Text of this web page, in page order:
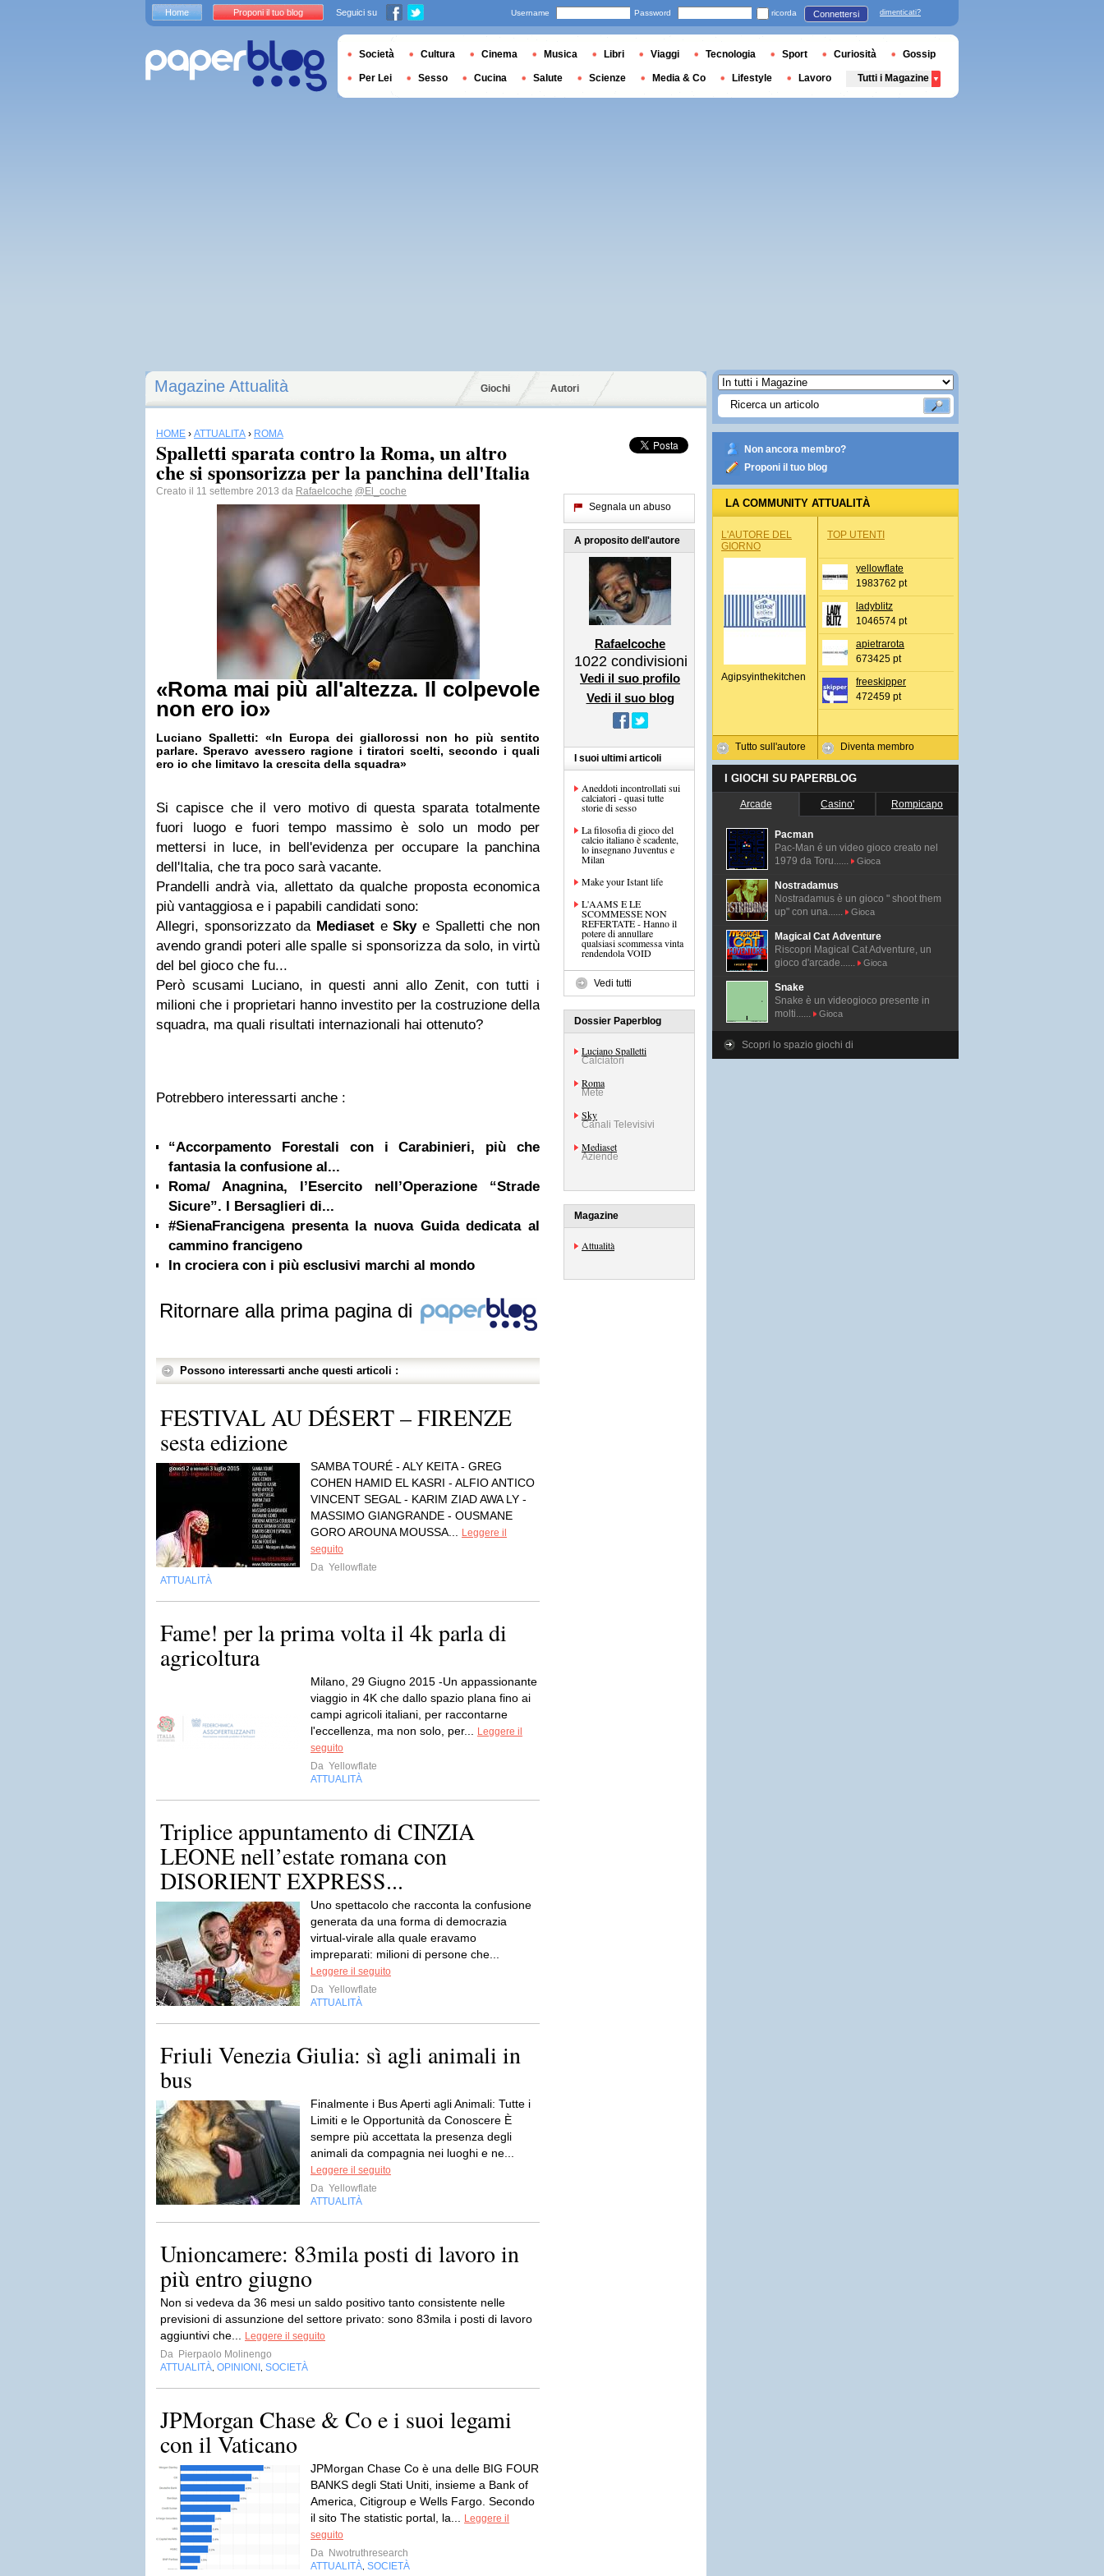
Magazine Attualità Giochi Autori
HOME › ATTUALITÀ › ROMA
Spalletti sparata contro la Roma, un altro
che si sponsorizza per la panchina dell'Italia
Creato il 11 settembre 2013 da Rafaelcoche @El_coche
«Roma mai più all'altezza. Il colpevole
non ero io»
Luciano Spalletti: «In Europa dei giallorossi non ho più sentito
parlare. Speravo avessero ragione i tiratori scelti, secondo i quali
ero io che limitavo la crescita della squadra»
Si capisce che il vero motivo di questa sparata totalmente
fuori luogo e fuori tempo massimo è solo un modo per
mettersi in luce, in bell'evidenza per occupare la panchina
dell'Italia, che tra poco sarà vacante.
Prandelli andrà via, allettato da qualche proposta economica
più vantaggiosa e i papabili candidati sono:
Allegri, sponsorizzato da Mediaset eSkye Spalletti che non
avendo grandi poteri alle spalle si sponsorizza da solo, in virtù
del bel gioco che fu...
Però scusami Luciano, in questi anni allo Zenit, con tutti i
milioni che i proprietari hanno investito per la costruzione della
squadra, ma quali risultati internazionali hai ottenuto?
Potrebbero interessarti anche :
“Accorpamento Forestali con i Carabinieri, più che
fantasia la confusione al...
Roma/ Anagnina, l’Esercito nell’Operazione “Strade
Sicure”. I Bersaglieri di...
#SienaFrancigena presenta la nuova Guida dedicata al
cammino francigeno
In crociera con i più esclusivi marchi al mondo
Ritornare alla prima pagina di
Possono interessarti anche questi articoli :
FESTIVAL AU DÉSERT – FIRENZE
sesta edizione
SAMBA TOURÉ - ALY KEITA - GREG
COHEN HAMID EL KASRI - ALFIO ANTICO
VINCENT SEGAL - KARIM ZIAD AWA LY -
MASSIMO GIANGRANDE - OUSMANE
GORO AROUNA MOUSSA...
Leggere il
seguito
Da Yellowflate
ATTUALITÀ
Fame! per la prima volta il 4k parla di
agricoltura
Milano, 29 Giugno 2015 -Un appassionante
viaggio in 4K che dallo spazio plana fino ai
campi agricoli italiani, per raccontarne
l'eccellenza, ma non solo, per...
Leggere il
seguito
Da Yellowflate
ATTUALITÀ
Triplice appuntamento di CINZIA
LEONE nell’estate romana con
DISORIENT EXPRESS...
Uno spettacolo che racconta la confusione
generata da una forma di democrazia
virtual-virale alla quale eravamo
impreparati: milioni di persone che...
Leggere il seguito
Da Yellowflate
ATTUALITÀ
Friuli Venezia Giulia: sì agli animali in
bus
Finalmente i Bus Aperti agli Animali: Tutte i
Limiti e le Opportunità da Conoscere È
sempre più accettata la presenza degli
animali da compagnia nei luoghi e ne...
Leggere il seguito
Da Yellowflate
ATTUALITÀ
Unioncamere: 83mila posti di lavoro in
più entro giugno
Non si vedeva da 36 mesi un saldo positivo tanto consistente nelle
previsioni di assunzione del settore privato: sono 83mila i posti di lavoro
aggiuntivi che...
Leggere il seguito
Da Pierpaolo Molinengo
ATTUALITÀ OPINIONI SOCIETÀ
JPMorgan Chase & Co e i suoi legami
con il Vaticano
JPMorgan Chase Co è una delle BIG FOUR
BANKS degli Stati Uniti, insieme a Bank of
America, Citigroup e Wells Fargo. Secondo
il sito The statistic portal, la...
Leggere il
seguito
Da Nwotruthresearch
ATTUALITÀ SOCIETÀ
Segnala un abuso
A proposito dell'autore
Rafaelcoche
1022 condivisioni
Vedi il suo profilo
Vedi il suo blog
I suoi ultimi articoli
Aneddoti incontrollati sui
calciatori - quasi tutte
storie di sesso
La filosofia di gioco del
calcio italiano è scadente,
lo insegnano Juventus e
Milan
Make your Istant life
L'AAMS E LE
SCOMMESSE NON
REFERTATE - Hanno il
potere di annullare
qualsiasi scommessa vinta
rendendola VOID
Vedi tutti
Dossier Paperblog
Luciano Spalletti
Calciatori
Roma
Mete
Sky
Canali Televisivi
Mediaset
Aziende
Magazine
Attualità
Non ancora membro?
Proponi il tuo blog
LA COMMUNITY ATTUALITÀ
L'AUTORE DEL
GIORNO
Agipsyinthekitchen
Tutto sull'autore
TOP UTENTI
yellowflate
1983762 pt
ladyblitz
1046574 pt
apietrarota
673425 pt
freeskipper
472459 pt
Diventa membro
I GIOCHI SU PAPERBLOG
Arcade Casino' Rompicapo
Pacman
Pac-Man é un video gioco creato nel
1979 da Toru......
Gioca
Nostradamus
Nostradamus è un gioco " shoot them
up" con una......
Gioca
Magical Cat Adventure
Riscopri Magical Cat Adventure, un
gioco d'arcade......
Gioca
Snake
Snake è un videogioco presente in
molti......
Gioca
Scopri lo spazio giochi di
Home Proponi il tuo blog Seguici su Username Password ricorda Connettersi dimenticati?
Società Cultura Cinema Musica Libri Viaggi Tecnologia Sport Curiosità Gossip
Per Lei Sesso Cucina Salute Scienze Media & Co Lifestyle Lavoro Tutti i Magazine